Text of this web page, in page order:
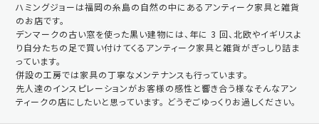
ハミングジョーは福岡の糸島の自然の中にあるアンティーク家具と雑貨
のお店です。
デンマークの古い窓を使った黒い建物には、年に 3 回、北欧やイギリスよ
り自分たちの足で買い付けてくるアンティーク家具と雑貨がぎっしり詰ま
っています。
併設の工房では家具の丁寧なメンテナンスも行っています。
先人達のインスピレーションがお客様の感性と響き合う様なそんなアン
ティークの店にしたいと思っています。 どうぞごゆっくりお過しください。